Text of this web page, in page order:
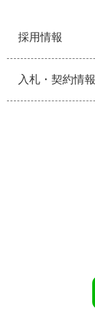
採用情報
入札・契約情報